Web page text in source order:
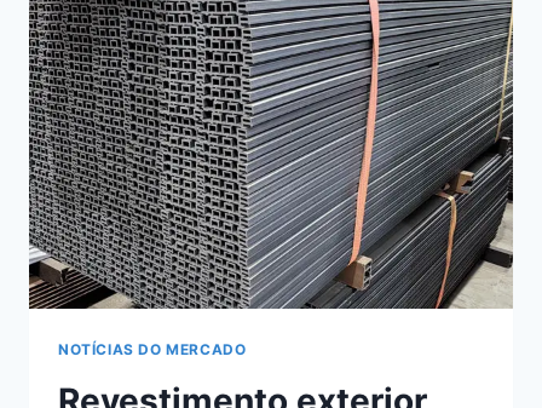
PAREDE
WPC:
DICAS
PARA
INSTALAR
EFICAZMENTE
O
REVESTIMENTO
DE
PAREDE
WPC
NOTÍCIAS DO MERCADO